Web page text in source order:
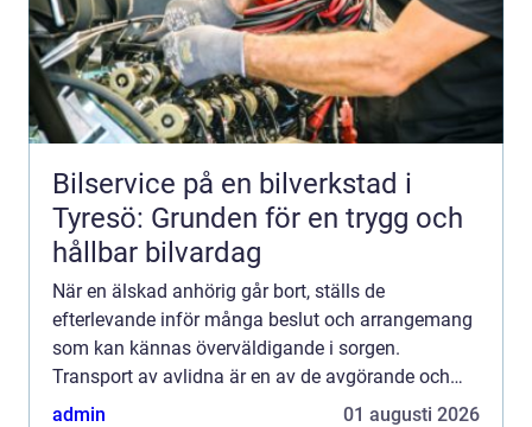
Bilservice på en bilverkstad i
Tyresö: Grunden för en trygg och
hållbar bilvardag
När en älskad anhörig går bort, ställs de
efterlevande inför många beslut och arrangemang
som kan kännas överväldigande i sorgen.
Transport av avlidna är en av de avgörande och
känsli...
admin 01 augusti 2026